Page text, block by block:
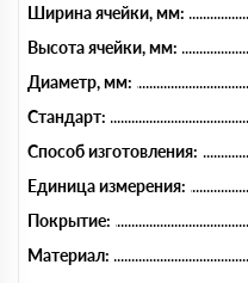
Ширина ячейки, мм:
Высота ячейки, мм:
Диаметр, мм:
Стандарт:
Способ изготовления:
Единица измерения:
Покрытие:
Материал: